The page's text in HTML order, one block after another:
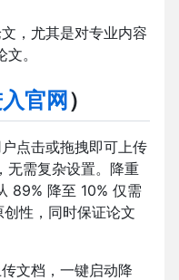
，尤其是对专业内容
。
官网 ）
户点击或拖拽即可上传
无需复杂设置。降重
89% 降至 10% 仅需
性，同时保证论文
文档，一键启动降